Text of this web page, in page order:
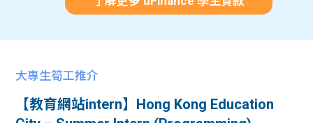
大專生筍工推介
【教育網站intern】Hong Kong Education